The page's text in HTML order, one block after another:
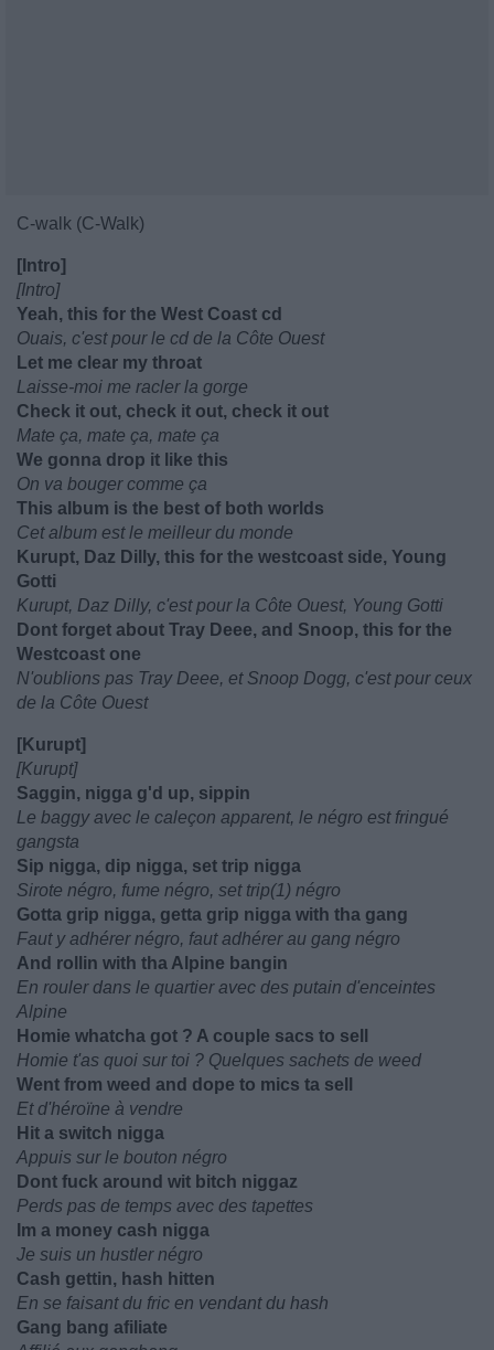
C-walk (C-Walk)
[Intro]
[Intro]
Yeah, this for the West Coast cd
Ouais, c'est pour le cd de la Côte Ouest
Let me clear my throat
Laisse-moi me racler la gorge
Check it out, check it out, check it out
Mate ça, mate ça, mate ça
We gonna drop it like this
On va bouger comme ça
This album is the best of both worlds
Cet album est le meilleur du monde
Kurupt, Daz Dilly, this for the westcoast side, Young
Gotti
Kurupt, Daz Dilly, c'est pour la Côte Ouest, Young Gotti
Dont forget about Tray Deee, and Snoop, this for the
Westcoast one
N'oublions pas Tray Deee, et Snoop Dogg, c'est pour ceux
de la Côte Ouest
[Kurupt]
[Kurupt]
Saggin, nigga g'd up, sippin
Le baggy avec le caleçon apparent, le négro est fringué
gangsta
Sip nigga, dip nigga, set trip nigga
Sirote négro, fume négro, set trip(1) négro
Gotta grip nigga, getta grip nigga with tha gang
Faut y adhérer négro, faut adhérer au gang négro
And rollin with tha Alpine bangin
En rouler dans le quartier avec des putain d'enceintes
Alpine
Homie whatcha got ? A couple sacs to sell
Homie t'as quoi sur toi ? Quelques sachets de weed
Went from weed and dope to mics ta sell
Et d'héroïne à vendre
Hit a switch nigga
Appuis sur le bouton négro
Dont fuck around wit bitch niggaz
Perds pas de temps avec des tapettes
Im a money cash nigga
Je suis un hustler négro
Cash gettin, hash hitten
En se faisant du fric en vendant du hash
Gang bang afiliate